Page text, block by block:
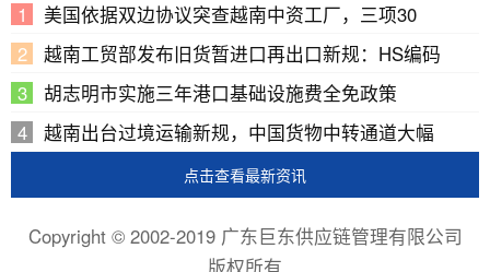
美国依据双边协议突查越南中资工厂，三项30
越南工贸部发布旧货暂进口再出口新规：HS编码
胡志明市实施三年港口基础设施费全免政策
越南出台过境运输新规，中国货物中转通道大幅
点击查看最新资讯
Copyright © 2002-2019 广东巨东供应链管理有限公司